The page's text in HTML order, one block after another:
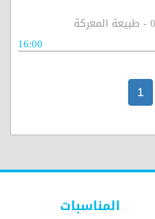
16:00
1
المناسبات